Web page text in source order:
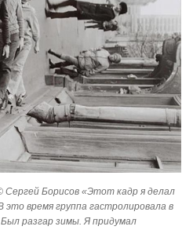
Сергей Борисов «Этот кадр я делал
время группа гастролировала в
разгар зимы. Я придумал